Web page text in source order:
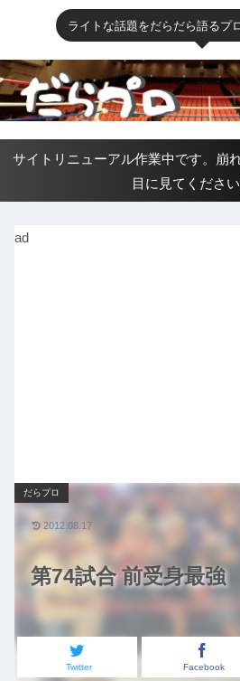
ライトな話題をだらだら語るプ
サイトリニューアル作業中です。崩
目に見てくださ
ad
第74試合 前受身最強
だらプロ
Twitter Facebook
2012.08.17